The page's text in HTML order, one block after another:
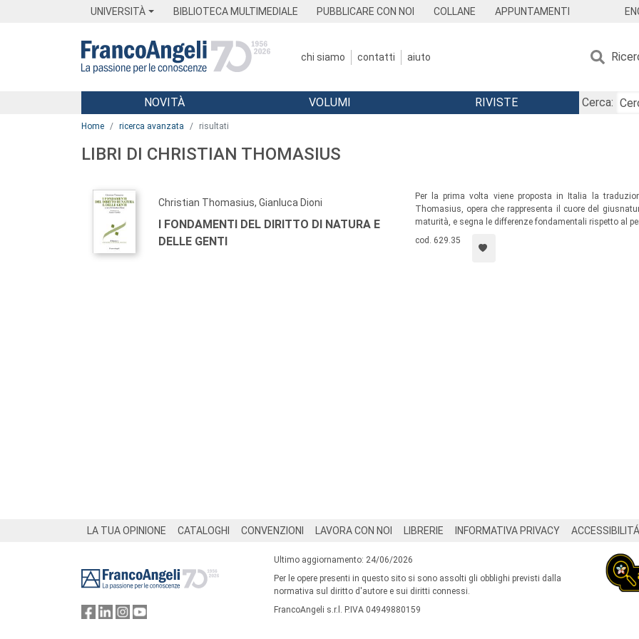
UNIVERSITÀ BIBLIOTECA MULTIMEDIALE PUBBLICARE CON NOI COLLANE APPUNTAMENTI
chi siamo contatti aiuto
Menu
NOVITÀ VOLUMI RIVISTE
Cerca:
Home ricerca avanzata risultati
LIBRI DI CHRISTIAN THOMASIUS
Christian Thomasius, Gianluca Dioni
I FONDAMENTI DEL DIRITTO DI NATURA E
DELLE GENTI
Per la prima volta viene proposta in Italia la
Thomasius, opera che rappresenta il cuore del
maturità, e segna le differenze fondamentali rispetto al
cod. 629.35
LA TUA OPINIONE CATALOGHI CONVENZIONI LAVORA CON NOI LIBRERIE INFORMATIVA PRIVACY ACCESSIBILITÁ
Ultimo aggiornamento: 24/06/2026
Per le opere presenti in questo sito si sono assolti gli obblighi previsti dalla
normativa sul diritto d'autore e sui diritti connessi.
FrancoAngeli s.r.l. P.IVA 04949880159